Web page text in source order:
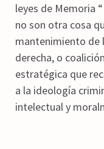
leyes de Memoria
no son otra cosa
mantenimiento de
derecha, o
estratégica que
a la ideología
intelectual y